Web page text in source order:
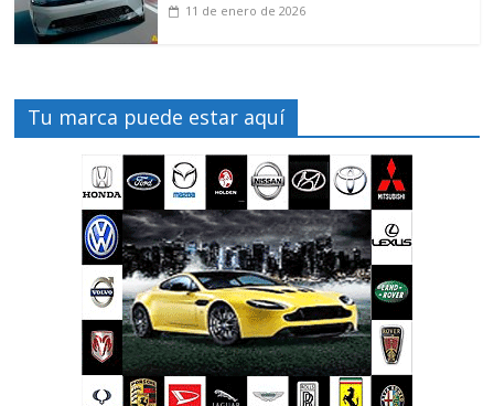
11 de enero de 2026
Tu marca puede estar aquí